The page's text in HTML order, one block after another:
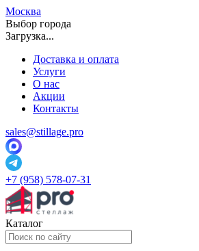
Москва
Выбор города
Загрузка...
Доставка и оплата
Услуги
О нас
Акции
Контакты
sales@stillage.pro
+7 (958) 578-07-31
Каталог